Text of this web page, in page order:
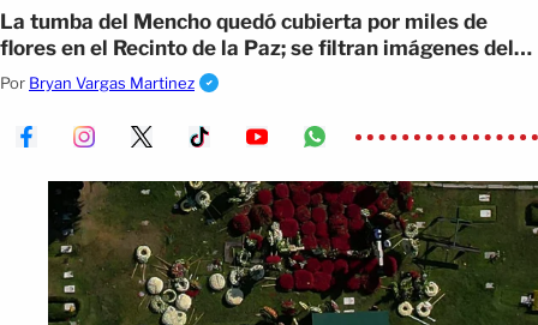
La tumba del Mencho quedó cubierta por miles de
flores en el Recinto de la Paz; se filtran imágenes del
sepelio y del fuerte operativo
Por Bryan Vargas Martinez